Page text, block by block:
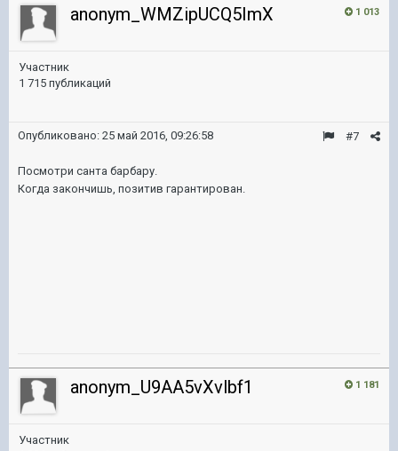
1 013
anonym_WMZipUCQ5ImX
Участник
1 715 публикаций
#7
Опубликовано: 25 май 2016, 09:26:58
Посмотри санта барбару.
Когда закончишь, позитив гарантирован.
1 181
anonym_U9AA5vXvlbf1
Участник